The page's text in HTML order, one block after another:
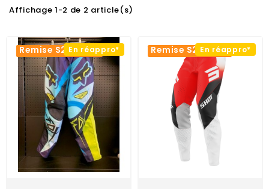
Affichage 1-2 de 2 article(s)
En réappro*
Remise S2R -50% En réappro*
Remise S2R -10%